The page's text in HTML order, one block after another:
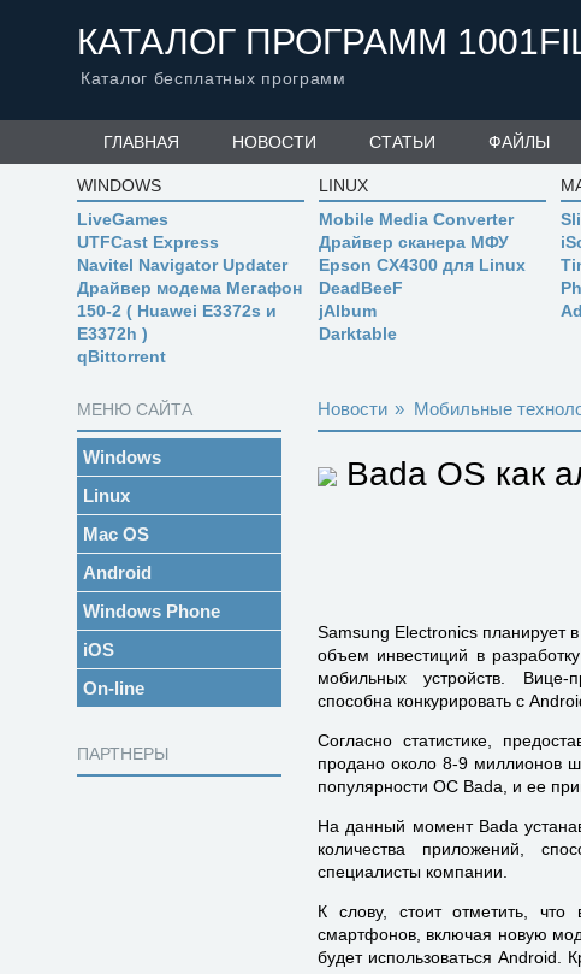
КАТАЛОГ ПРОГРАММ
Каталог бесплатных программ
ГЛАВНАЯ НОВОСТИ СТАТЬИ ФАЙЛЫ
WINDOWS
LiveGames
UTFCast Express
Navitel Navigator Updater
Драйвер модема Мегафон
150-2 ( Huawei E3372s и
E3372h )
qBittorrent
LINUX
Mobile Media Converter
Драйвер сканера МФУ
Epson CX4300 для Linux
DeadBeeF
jAlbum
Darktable
МЕНЮ САЙТА
Windows
Linux
Mac OS
Android
Windows Phone
iOS
On-line
ПАРТНЕРЫ
Новости » Мобильные
Bada OS как
Samsung Electronics планирует
объем инвестиций в
мобильных устройств.
способна конкурировать с
Согласно статистике,
продано около 8-9 миллионов
популярности ОС Bada, и ее
На данный момент Bada
количества приложений,
специалисты компании.
К слову, стоит отметить,
смартфонов, включая новую
будет использоваться Android.